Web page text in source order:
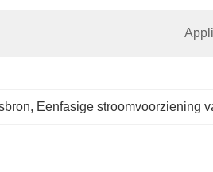
, Eenfasige stroomvoorziening